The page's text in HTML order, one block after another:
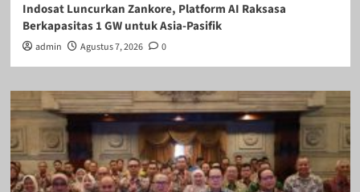
Indosat Luncurkan Zankore, Platform AI Raksasa
Berkapasitas 1 GW untuk Asia-Pasifik
admin Agustus 7, 2026 0